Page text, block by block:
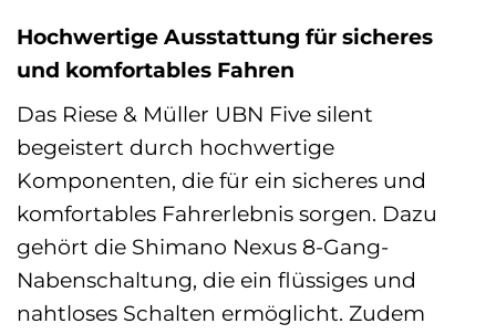
Hochwertige Ausstattung für sicheres
und komfortables Fahren
Das Riese & Müller UBN Five silent
begeistert durch hochwertige
Komponenten, die für ein sicheres und
komfortables Fahrerlebnis sorgen. Dazu
gehört die Shimano Nexus 8-Gang-
Nabenschaltung, die ein flüssiges und
nahtloses Schalten ermöglicht. Zudem